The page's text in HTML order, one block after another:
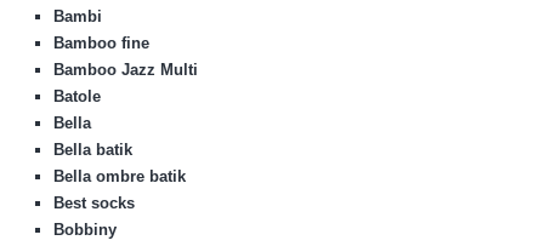
Bambi
Bamboo fine
Bamboo Jazz Multi
Batole
Bella
Bella batik
Bella ombre batik
Best socks
Bobbiny